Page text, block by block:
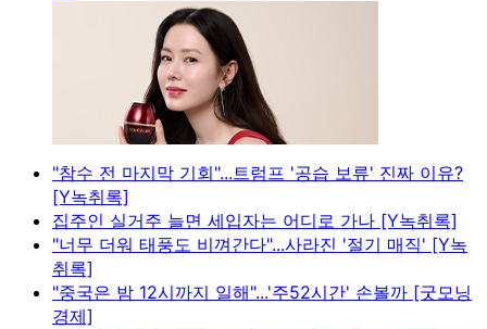
"참수 전 마지막 기회"...트럼프 '공습 보류' 진짜 이유?
[Y녹취록]
집주인 실거주 늘면 세입자는 어디로 가나 [Y녹취록]
"너무 더워 태풍도 비껴간다"...사라진 '절기 매직' [Y녹
취록]
"중국은 밤 12시까지 일해"...'주52시간' 손볼까 [굿모닝
경제]